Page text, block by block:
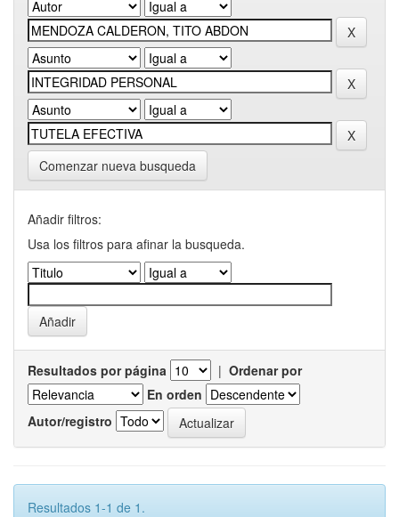
Comenzar nueva busqueda
Añadir filtros:
Usa los filtros para afinar la busqueda.
Resultados por página | Ordenar por
En orden
Autor/registro
Resultados 1-1 de 1.